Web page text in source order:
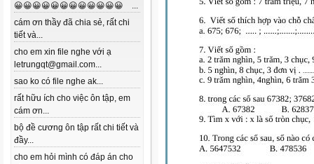
😀😀😀😀😀😀😀😀😀😀😀😀 ...
cám ơn thầy đã chia sẻ, rất chi
tiết và...
cho em xin file nghe với ạ
letrungqt@gmail.com...
sao ko có file nghe ak...
rất hữu ích cho việc ôn tập, em
cám ơn...
bộ đề cương ôn tập rất chi tiết và
đầy...
cho em hỏi mình có đáp án cho